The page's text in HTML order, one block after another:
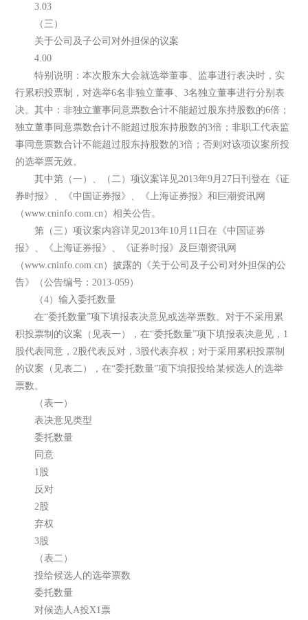
3.03
（三）
关于公司及子公司对外担保的议案
4.00
特别说明：本次股东大会就选举董事、监事进行表决时，实
行累积投票制，对选举6名非独立董事、3名独立董事进行分别表
决。其中：非独立董事同意票数合计不能超过股东持股数的6倍；
独立董事同意票数合计不能超过股东持股数的3倍；非职工代表监
事同意票数合计不能超过股东持股数的3倍；否则对该项议案所投
的选举票无效。
其中第（一）、（二）项议案详见2013年9月27日刊登在《证
券时报》、《中国证券报》、《上海证券报》和巨潮资讯网
（www.cninfo.com.cn）相关公告。
第（三）项议案内容详见2013年10月11日在《中国证券
报》、《上海证券报》、《证券时报》及巨潮资讯网
（www.cninfo.com.cn）披露的《关于公司及子公司对外担保的公
告》（公告编号：2013-059）
（4）输入委托数量
在“委托数量”项下填报表决意见或选举票数。对于不采用累
积投票制的议案（见表一），在“委托数量”项下填报表决意见，1
股代表同意，2股代表反对，3股代表弃权；对于采用累积投票制
的议案（见表二），在“委托数量”项下填报投给某候选人的选举
票数。
（表一）
表决意见类型
委托数量
同意
1股
反对
2股
弃权
3股
（表二）
投给候选人的选举票数
委托数量
对候选人A投X1票